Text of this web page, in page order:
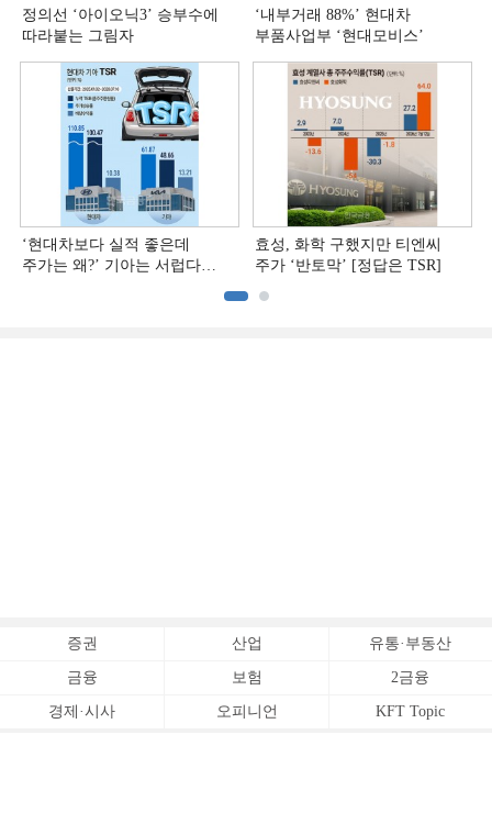
정의선 ‘아이오닉3ʼ 승부수에
따라붙는 그림자
‘내부거래 88%ʼ 현대차
부품사업부 ‘현대모비스ʼ
‘현대차보다 실적 좋은데
주가는 왜?ʼ 기아는 서럽다
효성, 화학 구했지만 티엔씨
주가 ‘반토막’ [정답은 TSR]
증권 산업 유통·부동산
금융 보험 2금융
경제·시사 오피니언 KFT Topic